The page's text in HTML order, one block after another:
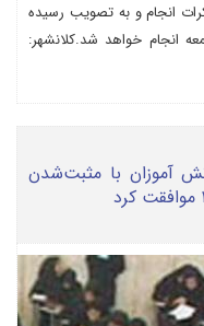
انجام و به تصویب رسیده
انجام خواهد شد.کلانشهر:
آموزان با مثبت‌شدن